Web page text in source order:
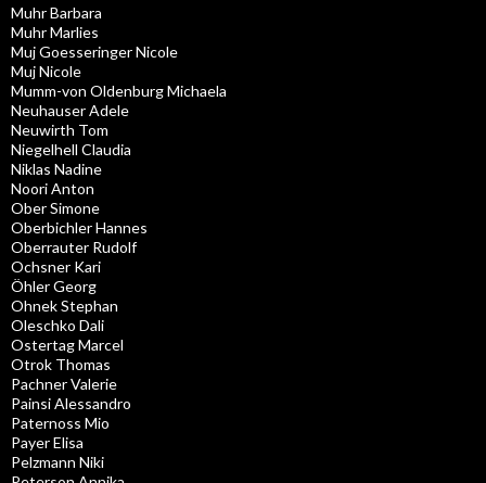
Muhr Barbara
Muhr Marlies
Muj Goesseringer Nicole
Muj Nicole
Mumm-von Oldenburg Michaela
Neuhauser Adele
Neuwirth Tom
Niegelhell Claudia
Niklas Nadine
Noori Anton
Ober Simone
Oberbichler Hannes
Oberrauter Rudolf
Ochsner Kari
Öhler Georg
Ohnek Stephan
Oleschko Dali
Ostertag Marcel
Otrok Thomas
Pachner Valerie
Painsi Alessandro
Paternoss Mio
Payer Elisa
Pelzmann Niki